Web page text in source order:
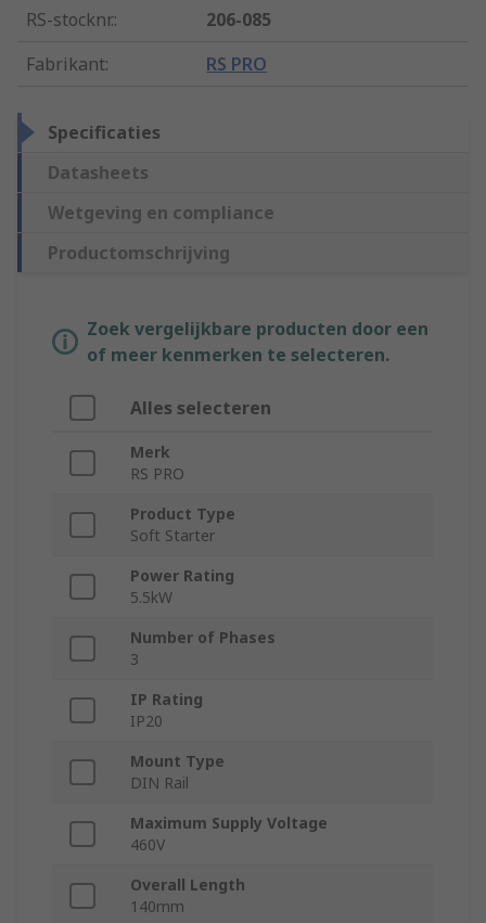
RS-stocknr.:
206-085
Fabrikant: RS PRO
Specificaties
Datasheets
Wetgeving en compliance
Productomschrijving
Zoek vergelijkbare producten door een
of meer kenmerken te selecteren.
Alles selecteren
Merk
RS PRO
Product Type
Soft Starter
Power Rating
5.5kW
Number of Phases
3
IP Rating
IP20
Mount Type
DIN Rail
Maximum Supply Voltage
460V
Overall Length
140mm